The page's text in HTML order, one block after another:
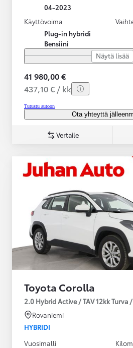
04-2023
Käyttövoima
Plug-in hybridi
Bensiini
Näytä lisää
41 980,00 €
437,10 € / kk
Tutustu autoon
Ota yhteyttä
Vertaile
Toyota Corolla
2.0 Hybrid Active / TAV 12kk
Rovaniemi
HYBRIDI
Vuosimalli